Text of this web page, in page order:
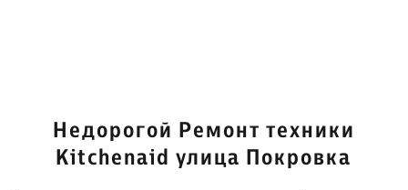
Недорогой Ремонт техники
Kitchenaid улица Покровка